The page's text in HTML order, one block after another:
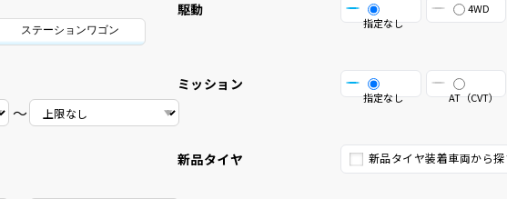
ステーションワゴン
〜
駆動
指定なし
4WD
ミッション
指定なし AT（CVT）
新品タイヤ 新品タイヤ装着車両から